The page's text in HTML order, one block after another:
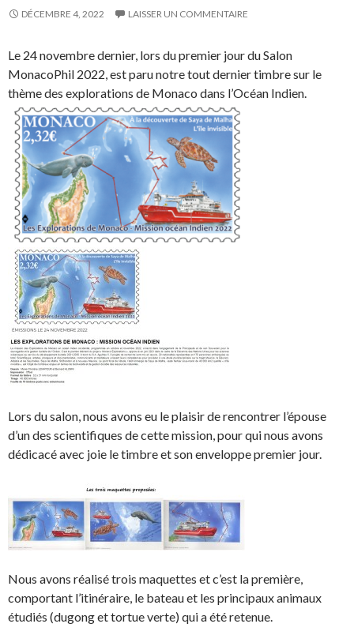
DÉCEMBRE 4, 2022 LAISSER UN COMMENTAIRE
Le 24 novembre dernier, lors du premier jour du Salon
MonacoPhil 2022, est paru notre tout dernier timbre sur le
thème des explorations de Monaco dans l’Océan Indien.
Lors du salon, nous avons eu le plaisir de rencontrer l’épouse
d’un des scientifiques de cette mission, pour qui nous avons
dédicacé avec joie le timbre et son enveloppe premier jour.
Nous avons réalisé trois maquettes et c’est la première,
comportant l’itinéraire, le bateau et les principaux animaux
étudiés (dugong et tortue verte) qui a été retenue.